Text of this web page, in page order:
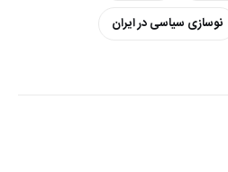
نوسازی سیاسی در ایران